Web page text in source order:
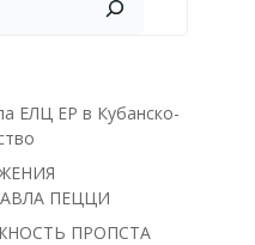
ЕЛЦ ЕР в Кубанско-
ПЕЦЦИ
ПРОПСТА